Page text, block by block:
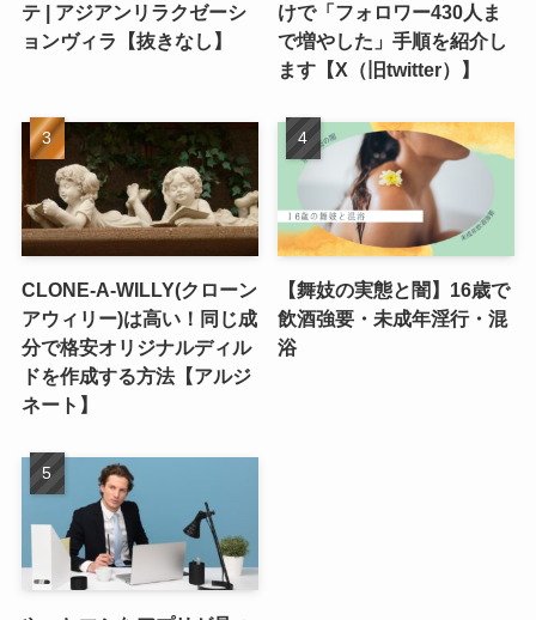
テ | アジアンリラクゼーシ
ョンヴィラ【抜きなし】
けで「フォロワー430人ま
で増やした」手順を紹介し
ます【X（旧twitter）】
CLONE-A-WILLY(クローン
アウィリー)は高い！同じ成
分で格安オリジナルディル
ドを作成する方法【アルジ
ネート】
【舞妓の実態と闇】16歳で
飲酒強要・未成年淫行・混
浴